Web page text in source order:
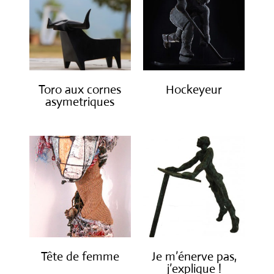
Toro aux cornes
asymetriques
Hockeyeur
Tête de femme
Je m’énerve pas,
j’explique !